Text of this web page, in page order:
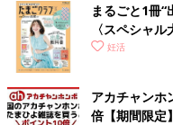
まるごと1冊“
〈スペシャ
妊活
アカチャンホ
倍【期間限定】